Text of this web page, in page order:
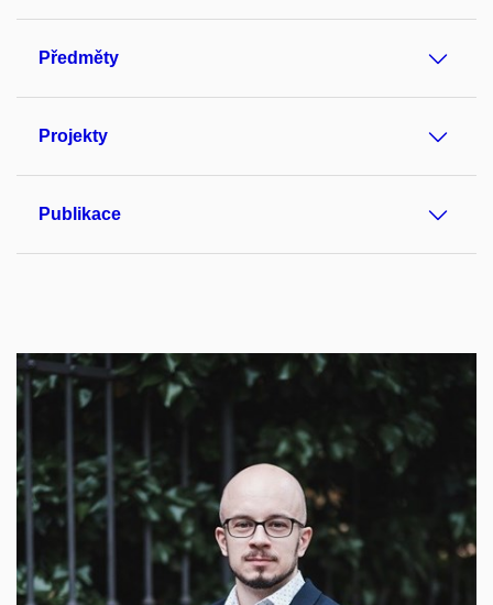
Předměty
Projekty
Publikace